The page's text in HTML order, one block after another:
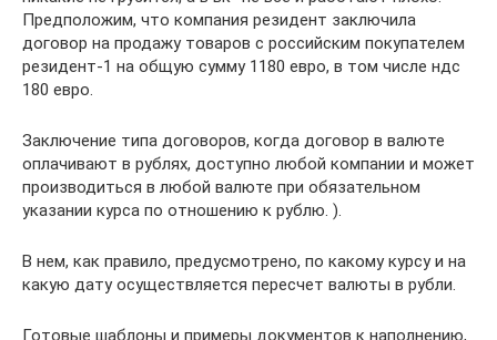
Предположим, что компания резидент заключила
договор на продажу товаров с российским покупателем
резидент-1 на общую сумму 1180 евро, в том числе ндс
180 евро.
Заключение типа договоров, когда договор в валюте
оплачивают в рублях, доступно любой компании и может
производиться в любой валюте при обязательном
указании курса по отношению к рублю. ).
В нем, как правило, предусмотрено, по какому курсу и на
какую дату осуществляется пересчет валюты в рубли.
Готовые шаблоны и примеры документов к наполнению,